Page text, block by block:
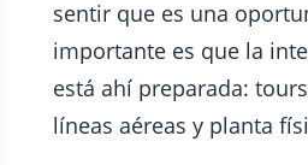
sentir que es una
importante es que la
está ahí preparada:
líneas aéreas y planta